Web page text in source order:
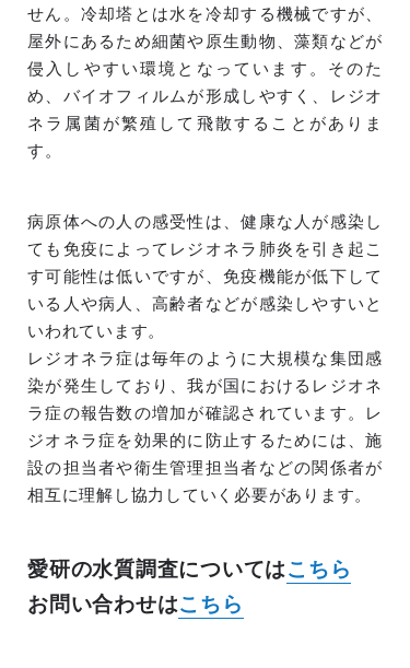
せん。冷却塔とは水を冷却する機械ですが、
屋外にあるため細菌や原生動物、藻類などが
侵入しやすい環境となっています。そのた
め、バイオフィルムが形成しやすく、レジオ
ネラ属菌が繁殖して飛散することがありま
す。
病原体への人の感受性は、健康な人が感染し
ても免疫によってレジオネラ肺炎を引き起こ
す可能性は低いですが、免疫機能が低下して
いる人や病人、高齢者などが感染しやすいと
いわれています。
レジオネラ症は毎年のように大規模な集団感
染が発生しており、我が国におけるレジオネ
ラ症の報告数の増加が確認されています。レ
ジオネラ症を効果的に防止するためには、施
設の担当者や衛生管理担当者などの関係者が
相互に理解し協力していく必要があります。
愛研の水質調査についてはこちら
お問い合わせはこちら